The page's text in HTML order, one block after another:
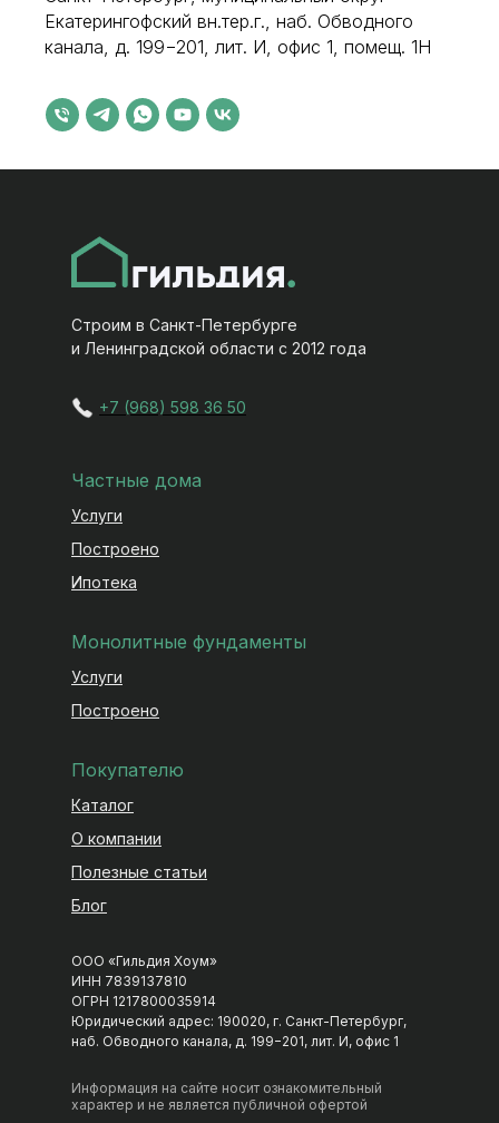
Строительство домов в СПб и Москве
НАПИСАТЬ В МЕССЕНДЖЕР
Telegram MAX
ВКонтакте
Екатерингофский вн.тер.г., наб. Обводного
канала, д. 199−201, лит. И, офис 1, помещ. 1Н
Частные дома
Услуги
Построено
Ипотека
Монолитные фундаменты
Услуги
Построено
Каталог
О компании
Блог
Полезные статьи
Покупателю
Строим в Санкт-Петербурге
и Ленинградской области с 2012 года
+7 (968) 598 36 50
ООО «Гильдия Хоум»
ИНН 7839137810
ОГРН 1217800035914
Юридический адрес: 190020, г. Санкт-Петербург,
наб. Обводного канала, д. 199−201, лит. И, офис 1
Информация на сайте носит ознакомительный
характер и не является публичной офертой